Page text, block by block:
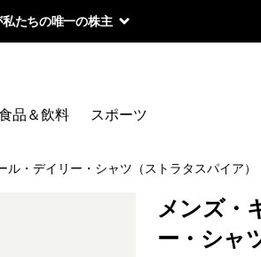
たちの唯一の株主
品＆飲料 スポーツ
・デイリー・シャツ（ストラタスパイア）
メンズ・
ー・シャ